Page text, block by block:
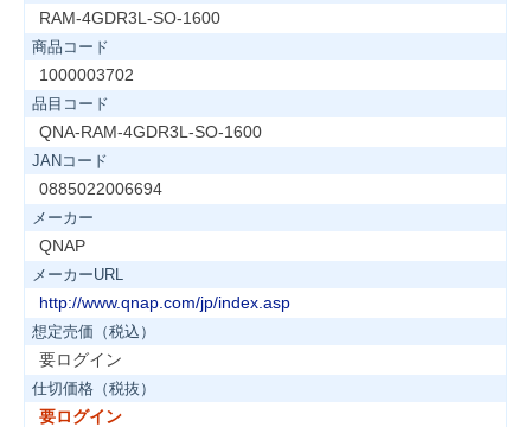
RAM-4GDR3L-SO-1600
商品コード
1000003702
品目コード
QNA-RAM-4GDR3L-SO-1600
JANコード
0885022006694
メーカー
QNAP
メーカーURL
http://www.qnap.com/jp/index.asp
想定売価（税込）
要ログイン
仕切価格（税抜）
要ログイン